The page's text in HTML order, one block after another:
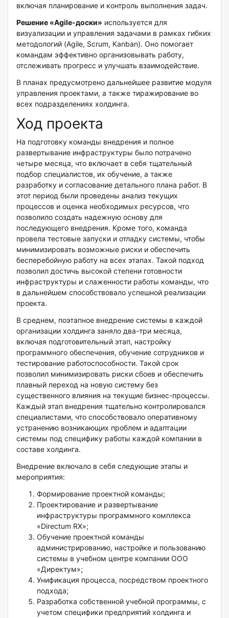
включая планирование и контроль выполнения задач.
Решение «Agile-доски» используется для
визуализации и управления задачами в рамках гибких
методологий (Agile, Scrum, Kanban). Оно помогает
командам эффективно организовывать работу,
отслеживать прогресс и улучшать взаимодействие.
В планах предусмотрено дальнейшее развитие модуля
управления проектами, а также тиражирование во
всех подразделениях холдинга.
Ход проекта
На подготовку команды внедрения и полное
развертывание инфраструктуры было потрачено
четыре месяца, что включает в себя тщательный
подбор специалистов, их обучение, а также
разработку и согласование детального плана работ. В
этот период были проведены анализ текущих
процессов и оценка необходимых ресурсов, что
позволило создать надежную основу для
последующего внедрения. Кроме того, команда
провела тестовые запуски и отладку системы, чтобы
минимизировать возможные риски и обеспечить
бесперебойную работу на всех этапах. Такой подход
позволил достичь высокой степени готовности
инфраструктуры и слаженности работы команды, что
в дальнейшем способствовало успешной реализации
проекта.
В среднем, поэтапное внедрение системы в каждой
организации холдинга заняло два-три месяца,
включая подготовительный этап, настройку
программного обеспечения, обучение сотрудников и
тестирование работоспособности. Такой срок
позволил минимизировать риски сбоев и обеспечить
плавный переход на новую систему без
существенного влияния на текущие бизнес-процессы.
Каждый этап внедрения тщательно контролировался
специалистами, что способствовало оперативному
устранению возникающих проблем и адаптации
системы под специфику работы каждой компании в
составе холдинга.
Внедрение включало в себя следующие этапы и
мероприятия:
Формирование проектной команды;
Проектирование и развертывание
инфраструктуры программного комплекса
«Directum RX»;
Обучение проектной команды
администрированию, настройке и пользованию
системы в учебном центре компании ООО
«Директум»;
Унификация процесса, посредством проектного
подхода;
Разработка собственной учебной программы, с
учетом специфики предприятий холдинга и